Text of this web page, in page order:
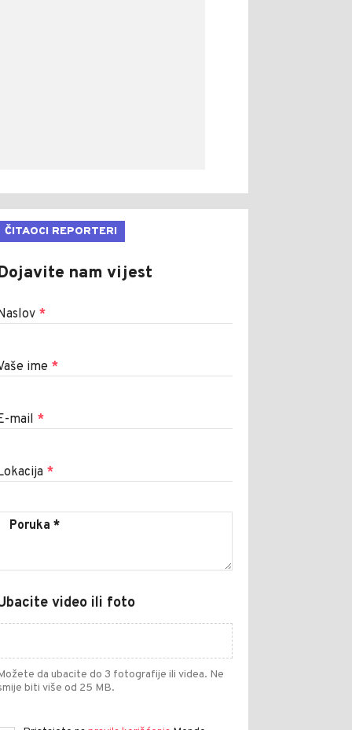
ČITAOCI REPORTERI
nam vijest
*
ime *
mail *
*
video ili foto
da ubacite do 3 fotografije ili videa. Ne
biti više od 25 MB.